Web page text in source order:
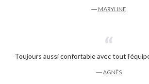
― MARYLINE
Toujours aussi confortable avec tout
―AGNÈS